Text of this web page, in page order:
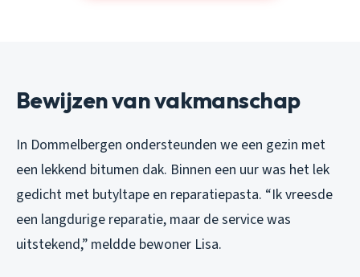
Bewijzen van vakmanschap
In Dommelbergen ondersteunden we een gezin met
een lekkend bitumen dak. Binnen een uur was het lek
gedicht met butyltape en reparatiepasta. “Ik vreesde
een langdurige reparatie, maar de service was
uitstekend,” meldde bewoner Lisa.